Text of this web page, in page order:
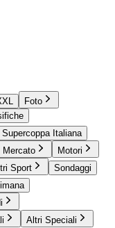
Foto
Supercoppa Italiana
Mercato
Motori
Sport
Sondaggi
Altri Speciali